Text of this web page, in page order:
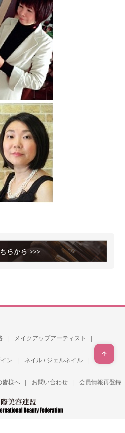
メイクアップアーティスト
ン ネイル / ジェルネイル
皆様へ お問い合わせ 会員情報再登録